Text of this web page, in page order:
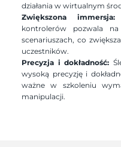
działania w wirtualnym
Zwiększona immersja:
kontrolerów pozwala
scenariuszach, co
uczestników.
Precyzja i dokładność:
wysoką precyzję i
ważne w szkoleniu
manipulacji.